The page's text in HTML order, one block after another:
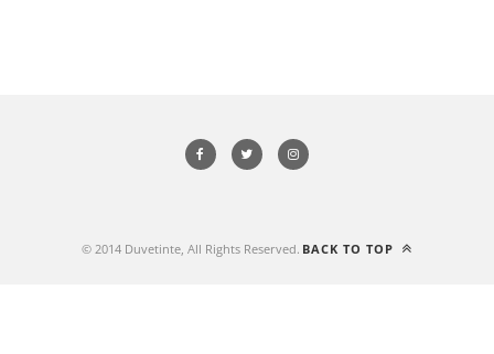
© 2014 Duvetinte, All Rights Reserved. BACK TO TOP